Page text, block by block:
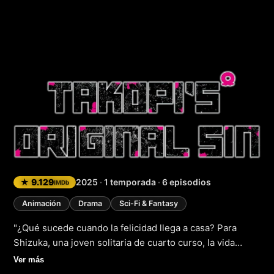
Takopi’s Original
★ 9.129IMDb 2025 · 1 temporada · 6 episodios
Animación Drama Sci-Fi & Fantasy
"¿Qué sucede cuando la felicidad llega a casa? Para
Shizuka, una joven solitaria de cuarto curso, la vida
parecía haber perdido su brillo. Pero todo cambia con la
Ver más